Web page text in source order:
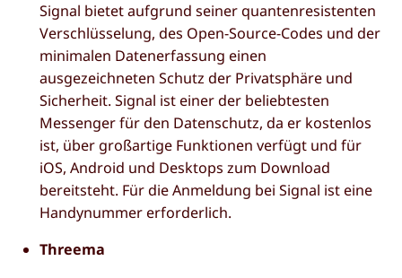
Signal bietet aufgrund seiner quantenresistenten
Verschlüsselung, des Open-Source-Codes und der
minimalen Datenerfassung einen
ausgezeichneten Schutz der Privatsphäre und
Sicherheit. Signal ist einer der beliebtesten
Messenger für den Datenschutz, da er kostenlos
ist, über großartige Funktionen verfügt und für
iOS, Android und Desktops zum Download
bereitsteht. Für die Anmeldung bei Signal ist eine
Handynummer erforderlich.
Threema